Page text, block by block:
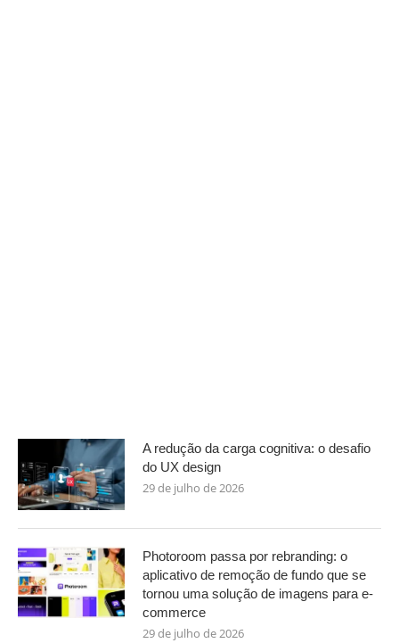
A redução da carga cognitiva: o desafio
do UX design
29 de julho de 2026
Photoroom passa por rebranding: o
aplicativo de remoção de fundo que se
tornou uma solução de imagens para e-
commerce
29 de julho de 2026